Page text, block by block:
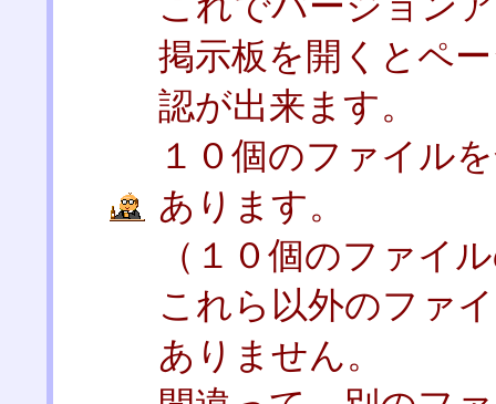
掲示板を開くとペ
認が出来ます。
１０個のファイル
あります。
（１０個のファイ
これら以外のファ
ありません。